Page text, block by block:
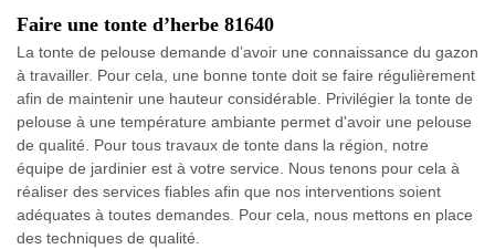
Faire une tonte d’herbe 81640
La tonte de pelouse demande d’avoir une connaissance du gazon
à travailler. Pour cela, une bonne tonte doit se faire régulièrement
afin de maintenir une hauteur considérable. Privilégier la tonte de
pelouse à une température ambiante permet d'avoir une pelouse
de qualité. Pour tous travaux de tonte dans la région, notre
équipe de jardinier est à votre service. Nous tenons pour cela à
réaliser des services fiables afin que nos interventions soient
adéquates à toutes demandes. Pour cela, nous mettons en place
des techniques de qualité.